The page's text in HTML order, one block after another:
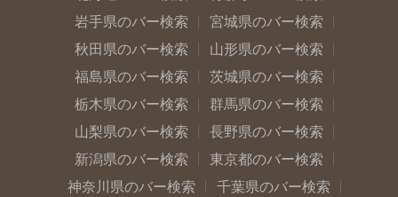
岩手県のバー検索
宮城県のバー検索
秋田県のバー検索
山形県のバー検索
福島県のバー検索
茨城県のバー検索
栃木県のバー検索
群馬県のバー検索
山梨県のバー検索
長野県のバー検索
新潟県のバー検索
東京都のバー検索
神奈川県のバー検索
千葉県のバー検索